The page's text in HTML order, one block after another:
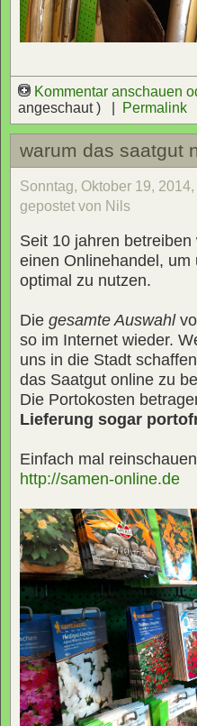
Kommentar anschauen
angeschaut ) |
Permalink
warum das saatgut
Sonntag, Oktober 19, 2014,
gepostet von Nils
Seit 10 jahren
einen Onlinehandel,
optimal zu nutzen.
Die gesamte Auswahl
so im Internet wieder.
uns in die Stadt
das Saatgut online zu
Die Portokosten
Lieferung sogar
Einfach mal
http://samen-online.de